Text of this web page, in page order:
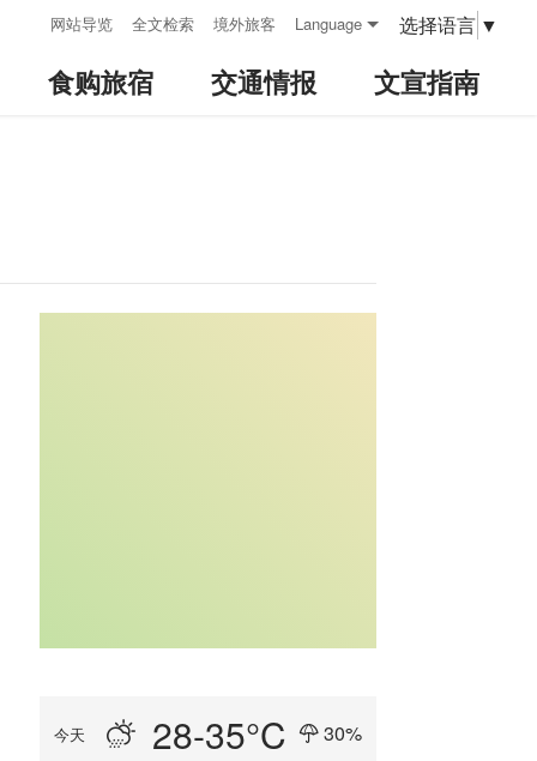
网站导览 全文检索 境外旅客 Language 选择语言 ▼
食购旅宿 交通情报 文宣指南
今天 28-35°C 30%